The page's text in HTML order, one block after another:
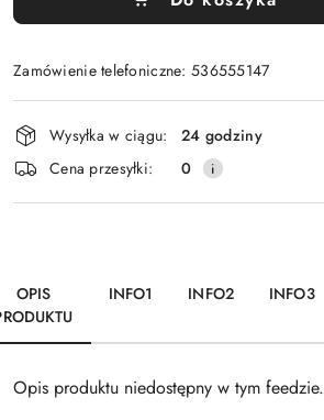
Zamówienie telefoniczne: 536555147
Wyślij
Dostępność
i
dostawa
Wysyłka w ciągu:
24 godziny
Cena przesyłki:
0
OPIS
INFO1 INFO2 INFO3
Opis produktu niedostępny w tym feedzie.